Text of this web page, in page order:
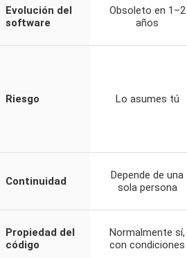
Evolución del
software
Obsoleto en 1–2
años
Riesgo Lo asumes tú
Continuidad
Depende de una
sola persona
Propiedad del
código
Normalmente sí,
con condiciones